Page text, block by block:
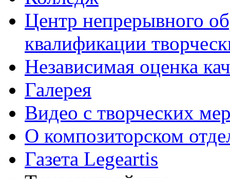
Центр непрерывного
квалификации
Независимая оценка
Галерея
Видео с творческих
О композиторском
Газета Legeartis